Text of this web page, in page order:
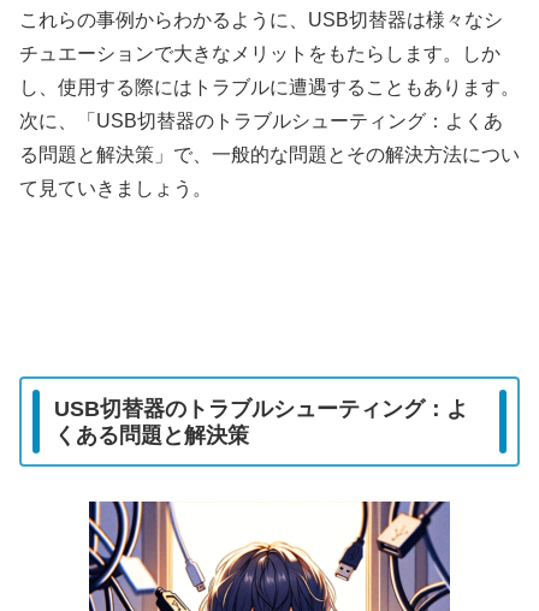
これらの事例からわかるように、USB切替器は様々なシ
チュエーションで大きなメリットをもたらします。しか
し、使用する際にはトラブルに遭遇することもあります。
次に、「USB切替器のトラブルシューティング：よくあ
る問題と解決策」で、一般的な問題とその解決方法につい
て見ていきましょう。
USB切替器のトラブルシューティング：よ
くある問題と解決策